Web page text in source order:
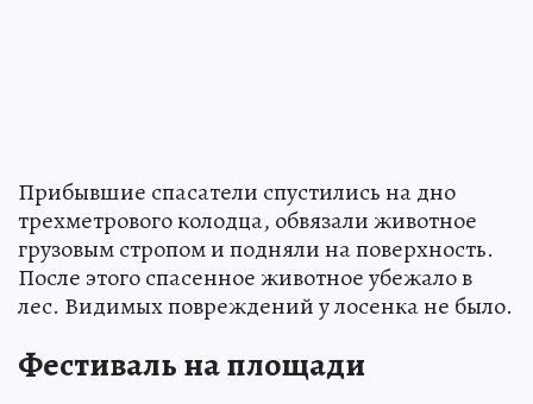
Прибывшие спасатели спустились на дно
трехметрового колодца, обвязали животное
грузовым стропом и подняли на поверхность.
После этого спасенное животное убежало в
лес. Видимых повреждений у лосенка не было.
Фестиваль на площади